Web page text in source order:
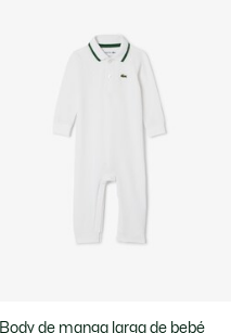
Body de manga larga de bebé